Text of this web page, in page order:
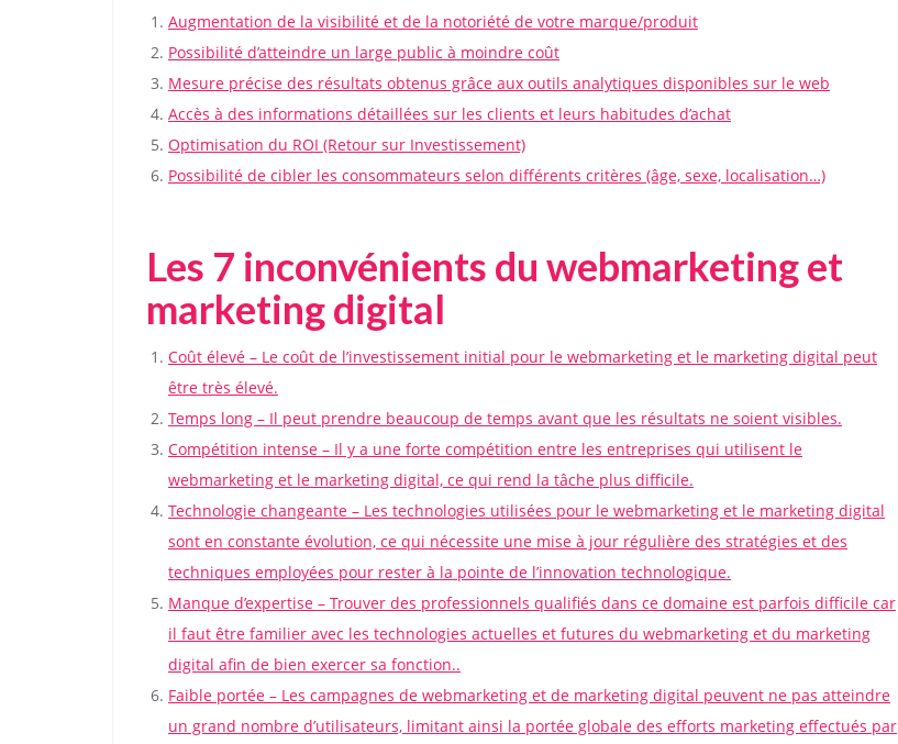
Augmentation de la visibilité et de la notoriété de votre marque/produit
Possibilité d’atteindre un large public à moindre coût
Mesure précise des résultats obtenus grâce aux outils analytiques disponibles sur le web
Accès à des informations détaillées sur les clients et leurs habitudes d’achat
Optimisation du ROI (Retour sur Investissement)
Possibilité de cibler les consommateurs selon différents critères (âge, sexe, localisation…)
Les 7 inconvénients du webmarketing et
marketing digital
Coût élevé – Le coût de l’investissement initial pour le webmarketing et le marketing digital peut
être très élevé.
Temps long – Il peut prendre beaucoup de temps avant que les résultats ne soient visibles.
Compétition intense – Il y a une forte compétition entre les entreprises qui utilisent le
webmarketing et le marketing digital, ce qui rend la tâche plus difficile.
Technologie changeante – Les technologies utilisées pour le webmarketing et le marketing digital
sont en constante évolution, ce qui nécessite une mise à jour régulière des stratégies et des
techniques employées pour rester à la pointe de l’innovation technologique.
Manque d’expertise – Trouver des professionnels qualifiés dans ce domaine est parfois difficile car
il faut être familier avec les technologies actuelles et futures du webmarketing et du marketing
digital afin de bien exercer sa fonction..
Faible portée – Les campagnes de webmarketing et de marketing digital peuvent ne pas atteindre
un grand nombre d’utilisateurs, limitant ainsi la portée globale des efforts marketing effectués par